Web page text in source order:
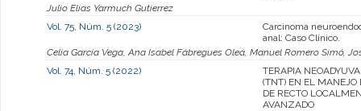
Julio Elias Yarmuch Gutierrez
Vol. 75, Núm. 5 (2023)
Carcinoma
anal: Caso Clínico.
Celia García Vega, Ana Isabel Fábregues Olea, Manuel Romero Simó,
Vol. 74, Núm. 5 (2022)
TERAPIA
(TNT) EN EL MANEJO
DE RECTO
AVANZADO